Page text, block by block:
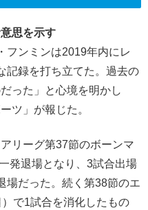
思を示す
フンミンは2019年内にレ
記録を打ち立てた。過去の
った」と心境を明かし
ツ」が報じた。
リーグ第37節のボーンマ
発退場となり、3試合出場
場だった。続く第38節のエ
で1試合を消化したもの